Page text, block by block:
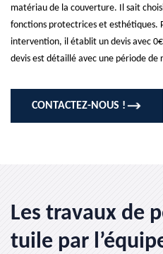
matériau de la couverture. Il sait
fonctions protectrices et esthétiques.
intervention, il établit un devis avec
devis est détaillé avec une période
CONTACTEZ-NOUS !
Les travaux de
tuile par